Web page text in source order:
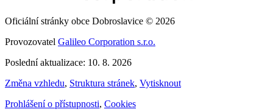
Oficiální stránky obce Dobroslavice © 2026
Provozovatel Galileo Corporation s.r.o.
Poslední aktualizace: 10. 8. 2026
Změna vzhledu, Struktura stránek, Vytisknout
Prohlášení o přístupnosti, Cookies